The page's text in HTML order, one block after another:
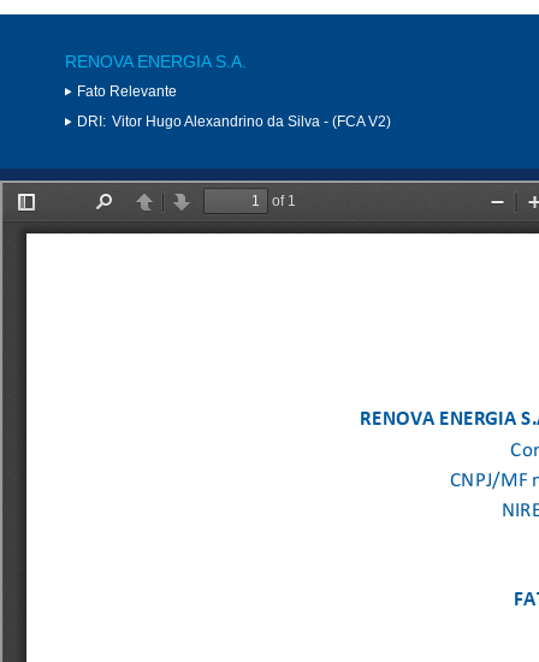
RENOVA ENERGIA S.A.
Fato Relevante
DRI: Vitor Hugo Alexandrino da Silva - (FCA V2)